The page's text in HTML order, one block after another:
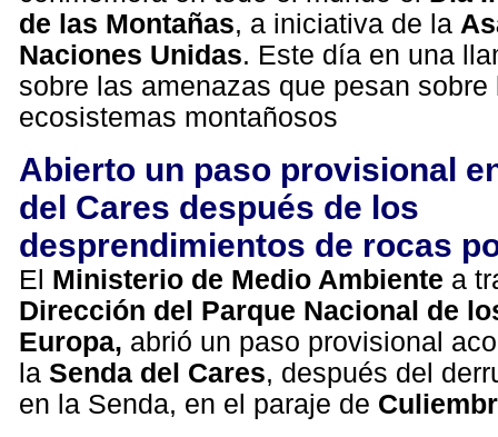
de las Montañas, a iniciativa de la
Naciones Unidas. Este día en una
sobre las amenazas que pesan sobre
ecosistemas montañosos
Abierto un paso provisional
del Cares después de los
desprendimientos de rocas
El Ministerio de Medio Ambiente a
Dirección del Parque Nacional de
Europa, abrió un paso provisional
la Senda del Cares, después del
en la Senda, en el paraje de